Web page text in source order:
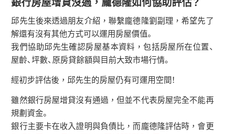
銀行房屋增貸沒過，龐德隆如何協助評估？
邱先生後來透過朋友介紹，聯繫龐德隆劉副理，希望先了
解還有沒有其他方式可以運用房屋價值。
我們協助邱先生確認房屋基本資料，包括房屋所在位置、
屋齡、坪數、原房貸餘額與目前大致市場行情。
經初步評估後，邱先生的房屋仍有可運用空間！
雖然銀行房屋增貸沒有通過，但並不代表房屋完全不能再
規劃資金。
銀行主要卡在收入證明與負債比，而龐德隆評估時，會更